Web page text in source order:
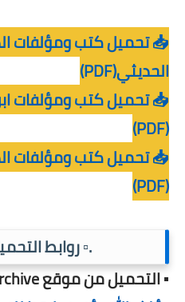
📥 تحميل كتب ومؤلفات
الحديثي(PDF)
📥 تحميل كتب ومؤلفات
(PDF)
📥 تحميل كتب ومؤلفات
(PDF)
.▫️ روابط
▪️ التحميل من موقع Archive ▪️